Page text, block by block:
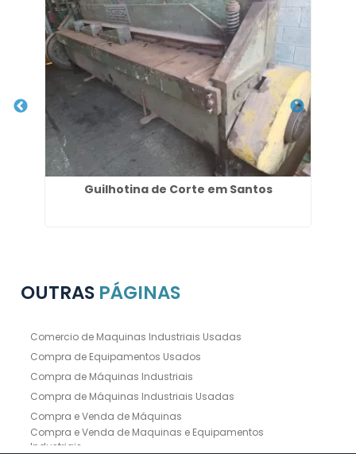
Guilhotina de Corte em Santos
OUTRAS PÁGINAS
Comercio de Maquinas Industriais Usadas
Compra de Equipamentos Usados
Compra de Máquinas Industriais
Compra de Máquinas Industriais Usadas
Compra e Venda de Máquinas
Compra e Venda de Maquinas e Equipamentos
Industriais